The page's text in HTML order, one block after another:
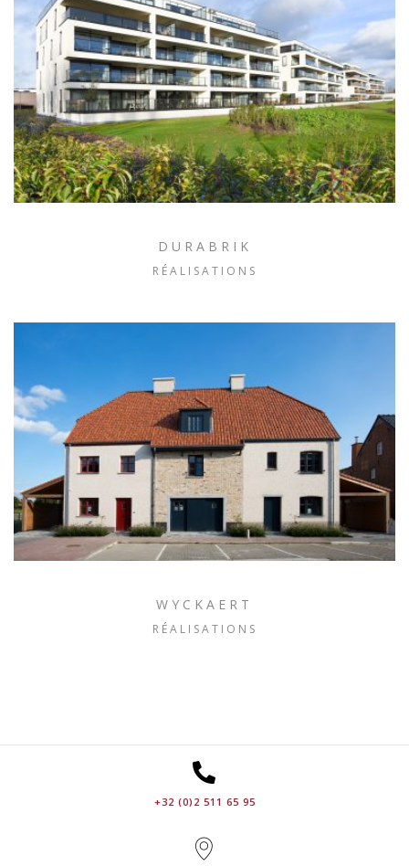
DURABRIK
RÉALISATIONS
WYCKAERT
RÉALISATIONS
+32 (0)2 511 65 95